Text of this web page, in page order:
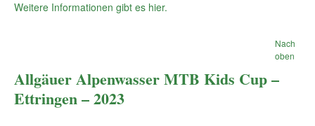
Weitere Informationen gibt es hier.
Nach
oben
Allgäuer Alpenwasser MTB Kids Cup –
Ettringen – 2023